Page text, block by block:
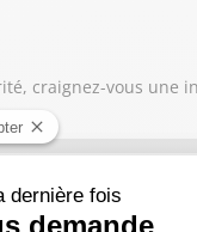
craignez-vous une